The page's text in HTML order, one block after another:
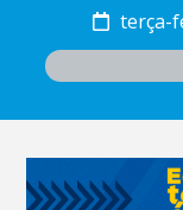
terça-